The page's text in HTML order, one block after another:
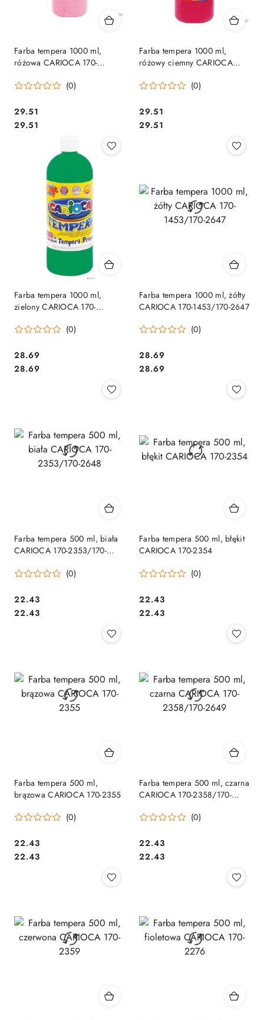
Farba tempera 1000 ml,
różowa CARIOCA 170-
(0)
Cena:
29.51
Cena:
29.51
Farba tempera 1000 ml,
różowy ciemny CARIOCA
(0)
Cena:
29.51
Cena:
29.51
Farba tempera 1000 ml,
zielony CARIOCA 170-
(0)
Cena:
28.69
Cena:
28.69
Farba tempera 1000 ml, żółty
CARIOCA 170-1453/170-2647
(0)
Cena:
28.69
Cena:
28.69
Farba tempera 500 ml, biała
CARIOCA 170-2353/170-
(0)
Cena:
22.43
Cena:
22.43
Farba tempera 500 ml, błękit
CARIOCA 170-2354
(0)
Cena:
22.43
Cena:
22.43
Farba tempera 500 ml,
brązowa CARIOCA 170-2355
(0)
Cena:
22.43
Cena:
22.43
Farba tempera 500 ml, czarna
CARIOCA 170-2358/170-
(0)
Cena:
22.43
Cena:
22.43